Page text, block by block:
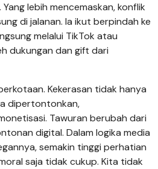
lebih mencemaskan, konflik
di jalanan. Ia ikut berpindah ke
melalui TikTok atau
dukungan dan gift dari
Kekerasan tidak hanya
dipertontonkan,
Tawuran berubah dari
digital. Dalam logika media
semakin tinggi perhatian
saja tidak cukup. Kita tidak